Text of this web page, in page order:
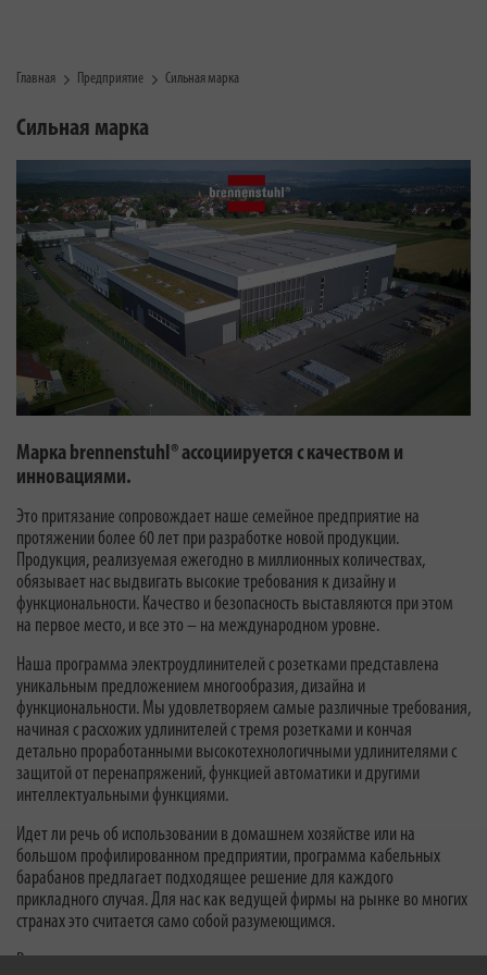
Главная Предприятие Сильная марка
Сильная марка
Марка brennenstuhl® ассоциируется с качеством и
инновациями.
Это притязание сопровождает наше семейное предприятие на
протяжении более 60 лет при разработке новой продукции.
Продукция, реализуемая ежегодно в миллионных количествах,
обязывает нас выдвигать высокие требования к дизайну и
функциональности. Качество и безопасность выставляются при этом
на первое место, и все это – на международном уровне.
Наша программа электроудлинителей с розетками представлена
уникальным предложением многообразия, дизайна и
функциональности. Мы удовлетворяем самые различные требования,
начиная с расхожих удлинителей с тремя розетками и кончая
детально проработанными высокотехнологичными удлинителями с
защитой от перенапряжений, функцией автоматики и другими
интеллектуальными функциями.
Идет ли речь об использовании в домашнем хозяйстве или на
большом профилированном предприятии, программа кабельных
барабанов предлагает подходящее решение для каждого
прикладного случая. Для нас как ведущей фирмы на рынке во многих
странах это считается само собой разумеющимся.
В специализации по светотехнике мы делаем ставку на